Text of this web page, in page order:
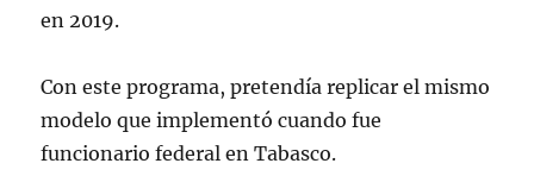
en 2019.
Con este programa, pretendía replicar el mismo
modelo que implementó cuando fue
funcionario federal en Tabasco.